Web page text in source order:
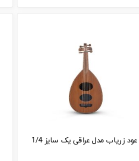
عود زریاب مدل عراقی یک سایز 1/4